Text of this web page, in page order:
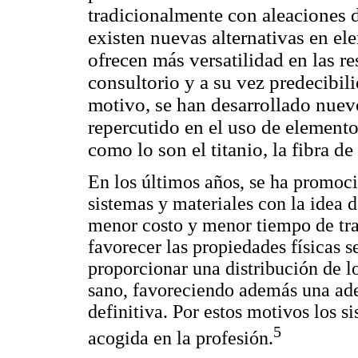
tradicionalmente con aleaciones
existen nuevas alternativas en
ofrecen más versatilidad en las
consultorio y a su vez
motivo, se han desarrollado
repercutido en el uso de
como lo son el titanio, la fibra
En los últimos años, se ha
sistemas y materiales con la idea
menor costo y menor tiempo de
favorecer las propiedades físicas
proporcionar una distribución de
sano, favoreciendo además una
definitiva. Por estos motivos los
acogida en la profesión.5